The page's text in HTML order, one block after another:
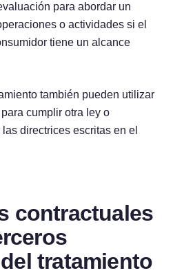
para abordar un
o actividades si el
tiene un alcance
también pueden utilizar
cumplir otra ley o
directrices escritas en el
contractuales
tratamiento